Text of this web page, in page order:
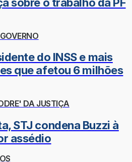
do INSS e mais
que afetou 6 milhões
DA JUSTIÇA
STJ condena Buzzi à
assédio